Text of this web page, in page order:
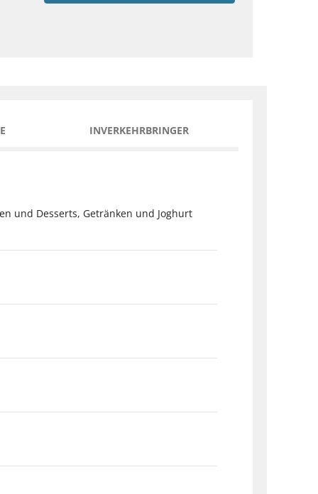
INVERKEHRBRINGER
und Desserts, Getränken und Joghurt